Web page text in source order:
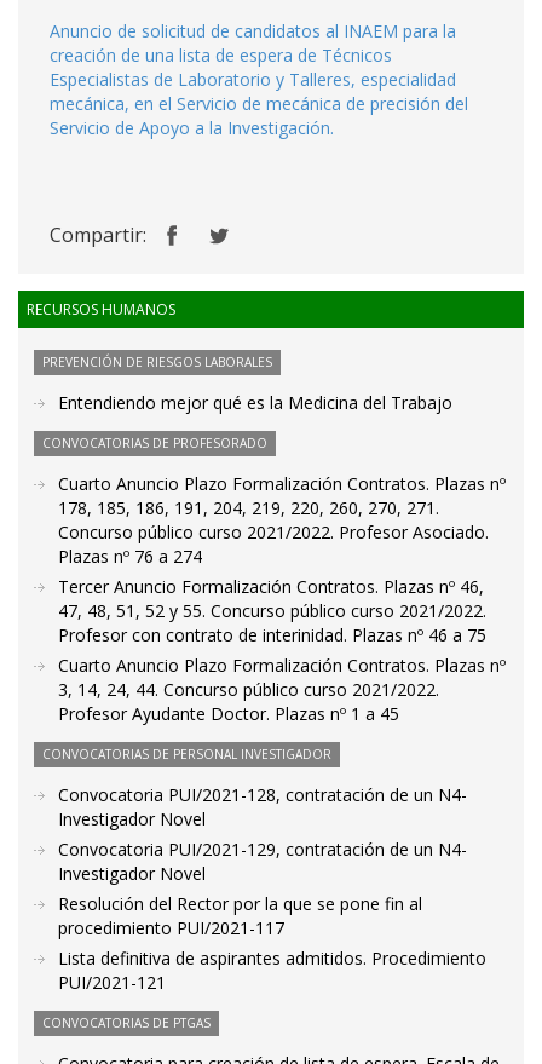
Anuncio de solicitud de candidatos al INAEM para la
creación de una lista de espera de Técnicos
Especialistas de Laboratorio y Talleres, especialidad
mecánica, en el Servicio de mecánica de precisión del
Servicio de Apoyo a la Investigación.
Compartir:
RECURSOS HUMANOS
PREVENCIÓN DE RIESGOS LABORALES
Entendiendo mejor qué es la Medicina del Trabajo
CONVOCATORIAS DE PROFESORADO
Cuarto Anuncio Plazo Formalización Contratos. Plazas nº
178, 185, 186, 191, 204, 219, 220, 260, 270, 271.
Concurso público curso 2021/2022. Profesor Asociado.
Plazas nº 76 a 274
Tercer Anuncio Formalización Contratos. Plazas nº 46,
47, 48, 51, 52 y 55. Concurso público curso 2021/2022.
Profesor con contrato de interinidad. Plazas nº 46 a 75
Cuarto Anuncio Plazo Formalización Contratos. Plazas nº
3, 14, 24, 44. Concurso público curso 2021/2022.
Profesor Ayudante Doctor. Plazas nº 1 a 45
CONVOCATORIAS DE PERSONAL INVESTIGADOR
Convocatoria PUI/2021-128, contratación de un N4-
Investigador Novel
Convocatoria PUI/2021-129, contratación de un N4-
Investigador Novel
Resolución del Rector por la que se pone fin al
procedimiento PUI/2021-117
Lista definitiva de aspirantes admitidos. Procedimiento
PUI/2021-121
CONVOCATORIAS DE PTGAS